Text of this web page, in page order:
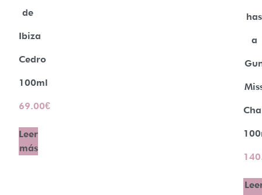
de
Ibiza
Cedro
100ml
69.00€
Leer
más
has
a